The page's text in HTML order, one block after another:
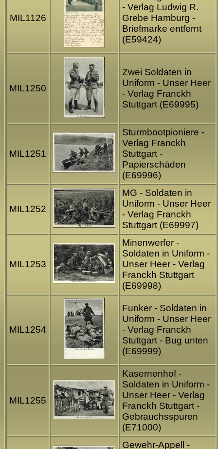
MIL1126
- Verlag Ludwig R.
Grebe Hamburg -
Briefmarke entfernt
(E59424)
MIL1250
Zwei Soldaten in
Uniform - Unser Heer
- Verlag Franckh
Stuttgart (E69995)
MIL1251
Sturmbootpioniere -
Verlag Franckh
Stuttgart -
Papierschäden
(E69996)
MIL1252
MG - Soldaten in
Uniform - Unser Heer
- Verlag Franckh
Stuttgart (E69997)
MIL1253
Minenwerfer -
Soldaten in Uniform -
Unser Heer - Verlag
Franckh Stuttgart
(E69998)
MIL1254
Funker - Soldaten in
Uniform - Unser Heer
- Verlag Franckh
Stuttgart - Bug unten
(E69999)
MIL1255
Kasernenhof -
Soldaten in Uniform -
Unser Heer - Verlag
Franckh Stuttgart -
Gebrauchsspuren
(E71000)
Gewehr-Appell -